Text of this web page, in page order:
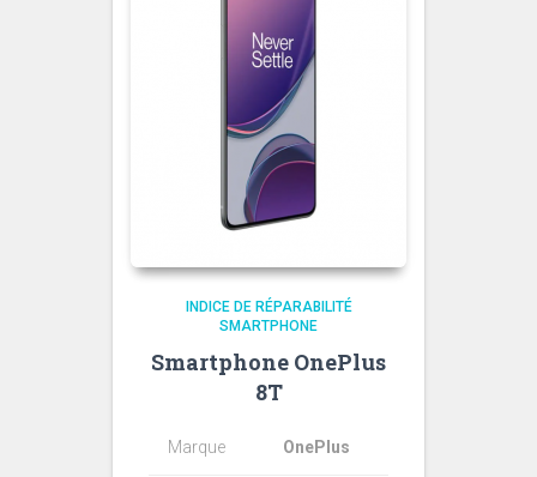
INDICE DE RÉPARABILITÉ
SMARTPHONE
Smartphone OnePlus
8T
Marque OnePlus